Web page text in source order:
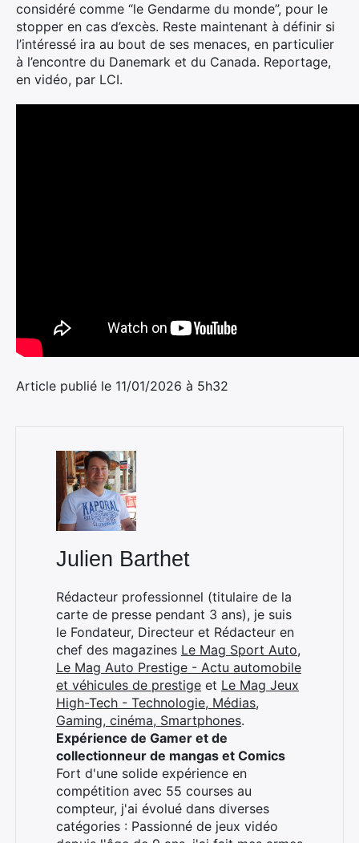
considéré comme “le Gendarme du monde”, pour le
stopper en cas d’excès. Reste maintenant à définir si
l’intéressé ira au bout de ses menaces, en particulier
à l’encontre du Danemark et du Canada. Reportage,
en vidéo, par LCI.
Article publié le 11/01/2026 à 5h32
Julien Barthet
Rédacteur professionnel (titulaire de la
carte de presse pendant 3 ans), je suis
le Fondateur, Directeur et Rédacteur en
chef des magazines Le Mag Sport Auto,
Le Mag Auto Prestige - Actu automobile
et véhicules de prestige et Le Mag Jeux
High-Tech - Technologie, Médias,
Gaming, cinéma, Smartphones.
Expérience de Gamer et de
collectionneur de mangas et Comics
Fort d'une solide expérience en
compétition avec 55 courses au
compteur, j'ai évolué dans diverses
catégories : Passionné de jeux vidéo